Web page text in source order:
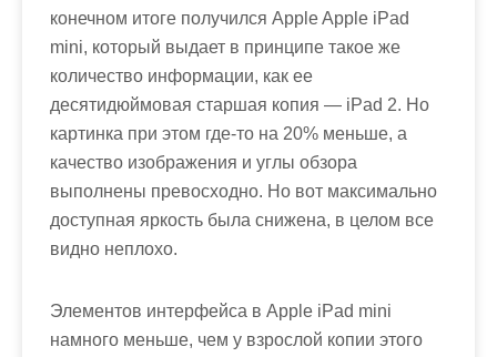
конечном итоге получился Apple Apple iPad
mini, который выдает в принципе такое же
количество информации, как ее
десятидюймовая старшая копия — iPad 2. Но
картинка при этом где-то на 20% меньше, а
качество изображения и углы обзора
выполнены превосходно. Но вот максимально
доступная яркость была снижена, в целом все
видно неплохо.
Элементов интерфейса в Apple iPad mini
намного меньше, чем у взрослой копии этого